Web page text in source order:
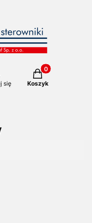
się
Produkty w
Koszyk